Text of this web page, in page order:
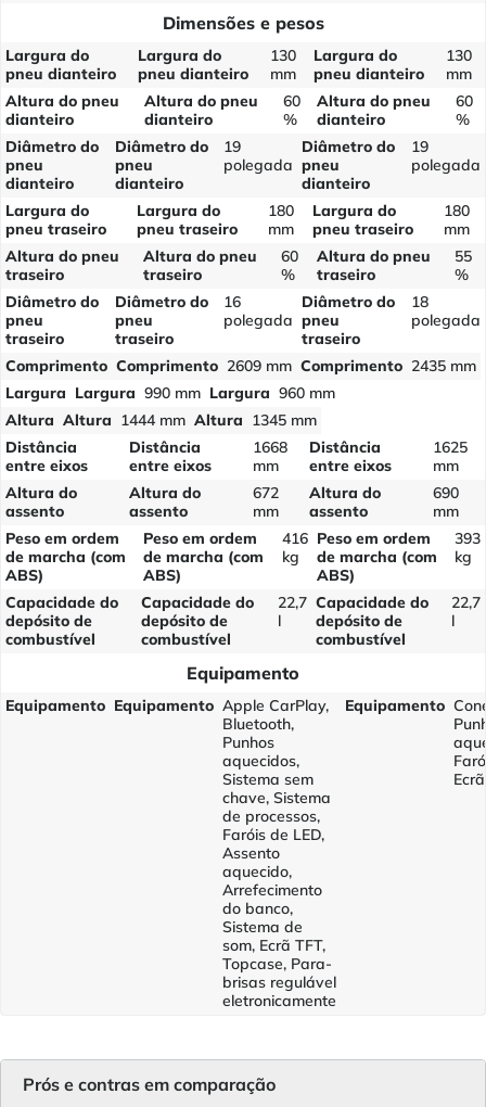
Dimensões e pesos
Largura do
pneu dianteiro
Largura do
pneu dianteiro
130
mm
Largura do
pneu dianteiro
130
mm
Altura do pneu
dianteiro
Altura do pneu
dianteiro
60
%
Altura do pneu
dianteiro
60
%
Diâmetro do
pneu
dianteiro
Diâmetro do
pneu
dianteiro
19
polegada
Diâmetro do
pneu
dianteiro
19
polegada
Largura do
pneu traseiro
Largura do
pneu traseiro
180
mm
Largura do
pneu traseiro
180
mm
Altura do pneu
traseiro
Altura do pneu
traseiro
60
%
Altura do pneu
traseiro
55
%
Diâmetro do
pneu
traseiro
Diâmetro do
pneu
traseiro
16
polegada
Diâmetro do
pneu
traseiro
18
polegada
Comprimento Comprimento 2609 mm Comprimento 2435 mm
Largura Largura 990 mm Largura 960 mm
Altura Altura 1444 mm Altura 1345 mm
Distância
entre eixos
Distância
entre eixos
1668
mm
Distância
entre eixos
1625
mm
Altura do
assento
Altura do
assento
672
mm
Altura do
assento
690
mm
Peso em ordem
de marcha (com
ABS)
Peso em ordem
de marcha (com
ABS)
416
kg
Peso em ordem
de marcha (com
ABS)
393
kg
Capacidade do
depósito de
combustível
Capacidade do
depósito de
combustível
22,7
l
Capacidade do
depósito de
combustível
22,7
l
Equipamento
Equipamento Equipamento Apple CarPlay,
Bluetooth,
Punhos
aquecidos,
Sistema sem
chave, Sistema
de processos,
Faróis de LED,
Assento
aquecido,
Arrefecimento
do banco,
Sistema de
som, Ecrã TFT,
Topcase, Para-
brisas regulável
eletronicamente
Equipamento
Prós e contras em comparação